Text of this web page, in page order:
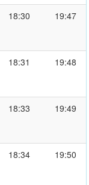
18:30 19:47
18:31 19:48
18:33 19:49
18:34 19:50